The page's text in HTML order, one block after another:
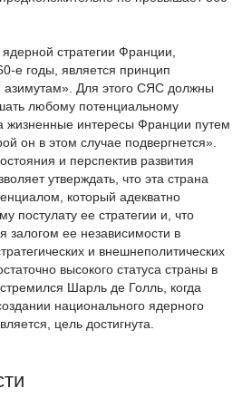
стратегии Франции,
е годы, является принцип
азимутам». Для этого СЯС должны
любому потенциальному
жизненные интересы Франции путем
он в этом случае подвергнется».
и перспектив развития
утверждать, что эта страна
который адекватно
постулату ее стратегии и, что
залогом ее независимости в
и внешнеполитических
высокого статуса страны в
Шарль де Голль, когда
национального ядерного
цель достигнута.